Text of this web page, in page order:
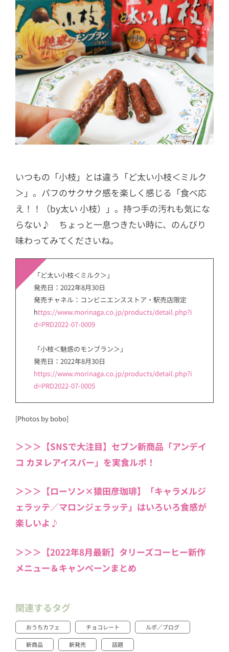
いつもの「小枝」とは違う「ど太い小枝＜ミルク
＞」。パフのサクサク感を楽しく感じる「食べ応
え！！（by太い 小枝）」。持つ手の汚れも気にな
らない♪ ちょっと一息つきたい時に、のんびり
味わってみてくださいね。
「ど太い小枝＜ミルク＞」
発売日：2022年8月30日
発売チャネル：コンビニエンスストア・駅売店限定
https://www.morinaga.co.jp/products/detail.php?i
d=PRD2022-07-0009
「小枝＜魅惑のモンブラン＞」
発売日：2022年8月30日
https://www.morinaga.co.jp/products/detail.php?i
d=PRD2022-07-0005
[Photos by bobo]
＞＞＞【SNSで大注目】セブン新商品「アンデイ
コ カヌレアイスバー」を実食ルポ！
＞＞＞【ローソン×猿田彦珈琲】「キャラメルジ
ェラッテ／マロンジェラッテ」はいろいろ食感が
楽しいよ♪
＞＞＞【2022年8月最新】タリーズコーヒー新作
メニュー＆キャンペーンまとめ
関連するタグ
おうちカフェ チョコレート ルポ／ブログ
新商品 新発売 話題